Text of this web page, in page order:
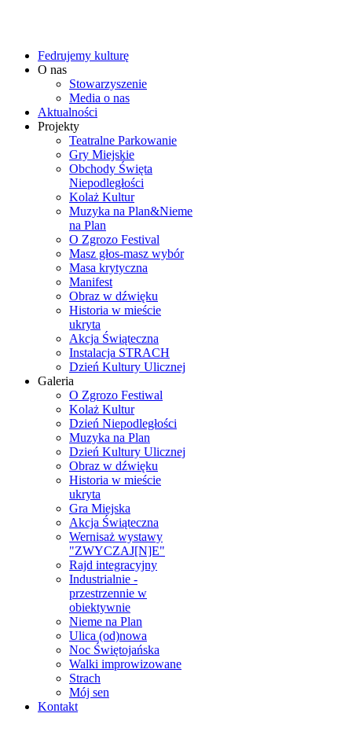
Fedrujemy kulturę
O nas
Stowarzyszenie
Media o nas
Aktualności
Projekty
Teatralne Parkowanie
Gry Miejskie
Obchody Święta
Niepodległości
Kolaż Kultur
Muzyka na Plan&Nieme
na Plan
O Zgrozo Festival
Masz głos-masz wybór
Masa krytyczna
Manifest
Obraz w dźwięku
Historia w mieście
ukryta
Akcja Świąteczna
Instalacja STRACH
Dzień Kultury Ulicznej
Galeria
O Zgrozo Festiwal
Kolaż Kultur
Dzień Niepodległości
Muzyka na Plan
Dzień Kultury Ulicznej
Obraz w dźwięku
Historia w mieście
ukryta
Gra Miejska
Akcja Świąteczna
Wernisaż wystawy
"ZWYCZAJ[N]E"
Rajd integracyjny
Industrialnie -
przestrzennie w
obiektywnie
Nieme na Plan
Ulica (od)nowa
Noc Świętojańska
Walki improwizowane
Strach
Mój sen
Kontakt